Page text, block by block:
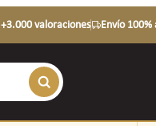
+3.000 valoraciones Envío